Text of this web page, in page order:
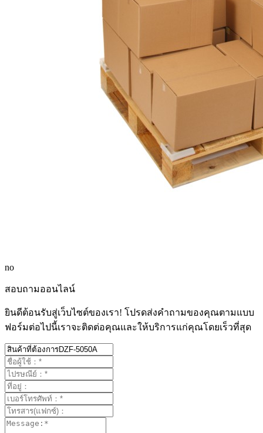
no
สอบถามออนไลน์
ยินดีต้อนรับสู่เว็บไซต์ของเรา! โปรดส่งคำถามของคุณตามแบบ
ฟอร์มต่อไปนี้เราจะติดต่อคุณและให้บริการแก่คุณโดยเร็วที่สุด